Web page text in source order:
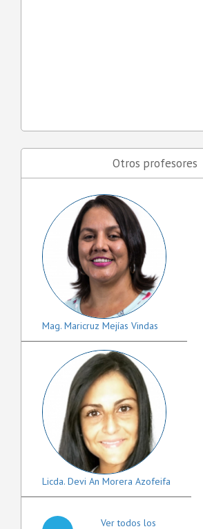
Otros profesores
Mag. Maricruz Mejías Vindas
Licda. Devi An Morera Azofeifa
Ver todos los